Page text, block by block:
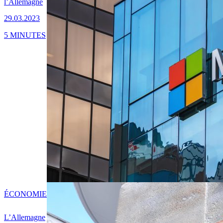
l’Allemagne
29.03.2023
5 MINUTES
L’Allemagne
ÉCONOMIE